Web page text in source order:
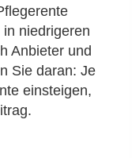
niedrigeren
Anbieter und
Sie daran: Je
einsteigen,